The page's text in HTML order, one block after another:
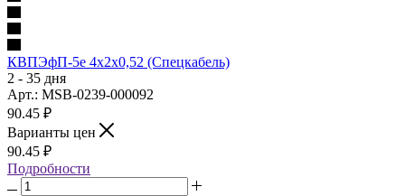
КВПЭфП-5е 4х2х0,52 (Спецкабель)
2 - 35 дня
Арт.: MSB-0239-000092
90.45 ₽
Варианты цен
90.45 ₽
Подробности